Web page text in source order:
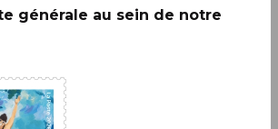
générale au sein de notre